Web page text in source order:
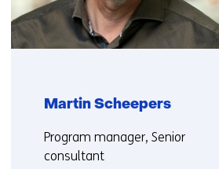
Martin Scheepers
Functie:
Program manager, Senior
consultant